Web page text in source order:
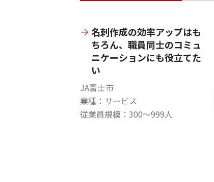
名刺作成の効率アップはも
ちろん、職員同士のコミュ
ニケーションにも役立てた
い
JA富士市
業種：サービス
従業員規模：300～999人